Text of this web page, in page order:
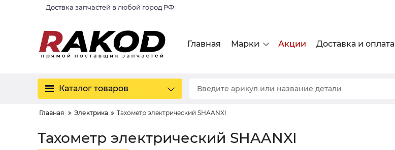
Доствка запчастей в любой город РФ
Главная Марки Акции Доставка и оплата
Каталог товаров
Главная Электрика Тахометр электрический SHAANXI
Тахометр электрический SHAANXI